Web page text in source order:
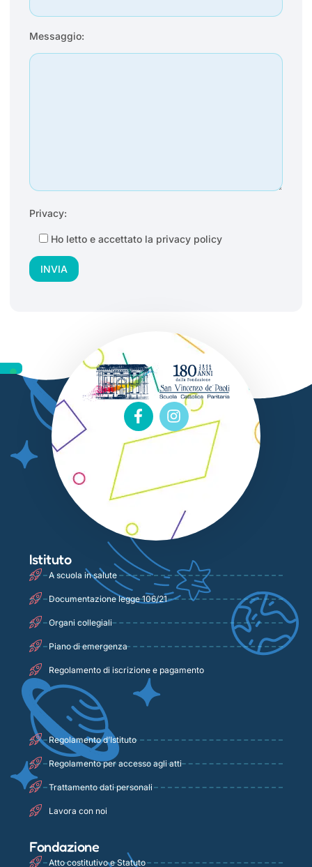
Messaggio:
Privacy:
Ho letto e accettato la privacy policy
Istituto
A scuola in salute
Documentazione legge 106/21
Organi collegiali
Piano di emergenza
Regolamento di iscrizione e pagamento
Regolamento d’Istituto
Regolamento per accesso agli atti
Trattamento dati personali
Lavora con noi
Fondazione
Atto costitutivo e Statuto